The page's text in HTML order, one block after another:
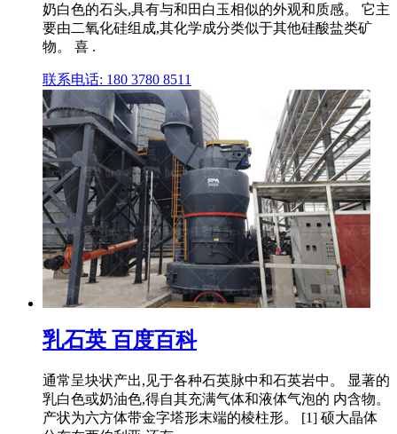
奶白色的石头,具有与和田白玉相似的外观和质感。 它主
要由二氧化硅组成,其化学成分类似于其他硅酸盐类矿
物。 喜 .
联系电话: 180 3780 8511
乳石英 百度百科
通常呈块状产出,见于各种石英脉中和石英岩中。 显著的
乳白色或奶油色,得自其充满气体和液体气泡的 内含物。
产状为六方体带金字塔形末端的棱柱形。 [1] 硕大晶体